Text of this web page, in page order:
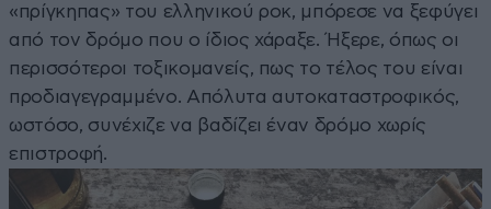
«πρίγκηπας» του ελληνικού ροκ, μπόρεσε να ξεφύγει
από τον δρόμο που ο ίδιος χάραξε. Ήξερε, όπως οι
περισσότεροι τοξικομανείς, πως το τέλος του είναι
προδιαγεγραμμένο. Απόλυτα αυτοκαταστροφικός,
ωστόσο, συνέχιζε να βαδίζει έναν δρόμο χωρίς
επιστροφή.